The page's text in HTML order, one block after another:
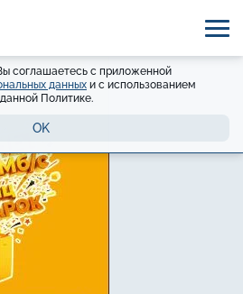
соглашаетесь с приложенной
данных и с использованием
Политике.
OK